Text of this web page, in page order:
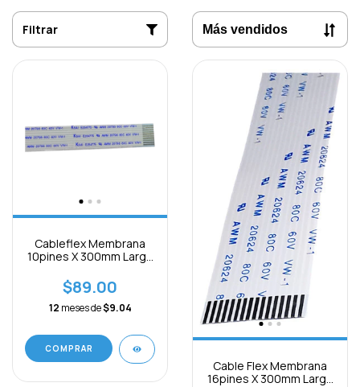
Filtrar
Cableflex Membrana
10pines X 300mm Largo
$89.00
12 meses de$9.04
Cable Flex Membrana
16pines X 300mm Largo